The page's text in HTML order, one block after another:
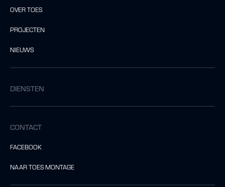
OVER TOES
PROJECTEN
NIEUWS
DIENSTEN
CONTACT
FACEBOOK
NAAR TOES MONTAGE